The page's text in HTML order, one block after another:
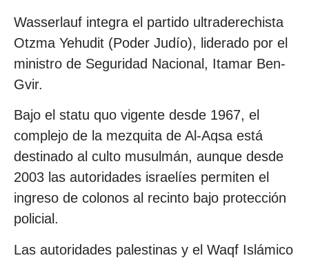
Wasserlauf integra el partido ultraderechista
Otzma Yehudit (Poder Judío), liderado por el
ministro de Seguridad Nacional, Itamar Ben-
Gvir.
Bajo el statu quo vigente desde 1967, el
complejo de la mezquita de Al-Aqsa está
destinado al culto musulmán, aunque desde
2003 las autoridades israelíes permiten el
ingreso de colonos al recinto bajo protección
policial.
Las autoridades palestinas y el Waqf Islámico